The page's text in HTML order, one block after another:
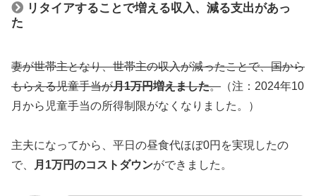
リタイアすることで増える収入、減る支出があっ
た
妻が世帯主となり、世帯主の収入が減ったことで、国から
もらえる児童手当が月1万円増えました。 （注：2024年10
月から児童手当の所得制限がなくなりました。）
主夫になってから、平日の昼食代ほぼ0円を実現したの
で、
月1万円のコストダウンができました。